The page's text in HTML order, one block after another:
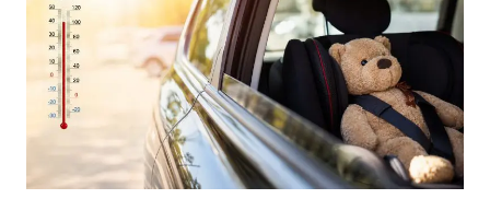
Benessere
Casa
Moda e Style
Cucina e Ricette
Consigli di Cucina
Dolci